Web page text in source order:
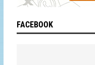
FACEBOOK